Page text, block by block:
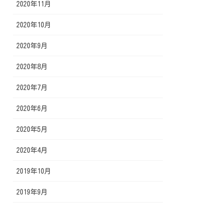
2020年11月
2020年10月
2020年9月
2020年8月
2020年7月
2020年6月
2020年5月
2020年4月
2019年10月
2019年9月